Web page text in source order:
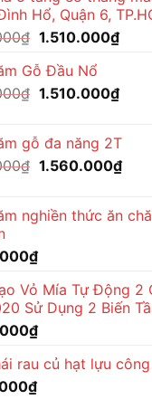
1.680.000₫. là:
Hổ, Quận 6,
₫ Giá
là:
1.680.000₫.
1.510.000₫Giá
là:
Gỗ Đầu Nổ
₫ Giá
1.680.000₫.
1.510.000₫Giá
là:
gỗ đa năng 2T
₫ Giá
1.680.000₫.
1.560.000₫Giá
là:
nghiền thức ăn
₫
Vỏ Mía Tự Động 2
Sử Dụng 2 Biến
₫
rau củ hạt lựu
₫